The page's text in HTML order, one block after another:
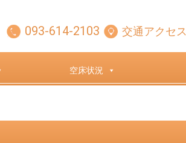
093-614-2103 交通アクセス
空床状況